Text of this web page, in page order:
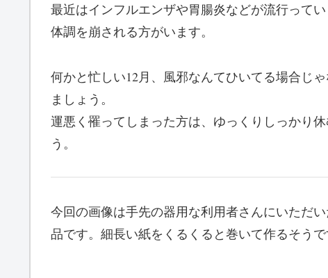
最近はインフルエンザや胃腸炎などが流行って
体調を崩される方がいます。
何かと忙しい12月、風邪なんてひいてる場合じ
ましょう。
運悪く罹ってしまった方は、ゆっくりしっかり
う。
今回の画像は手先の器用な利用者さんにいただ
品です。細長い紙をくるくると巻いて作るそうで